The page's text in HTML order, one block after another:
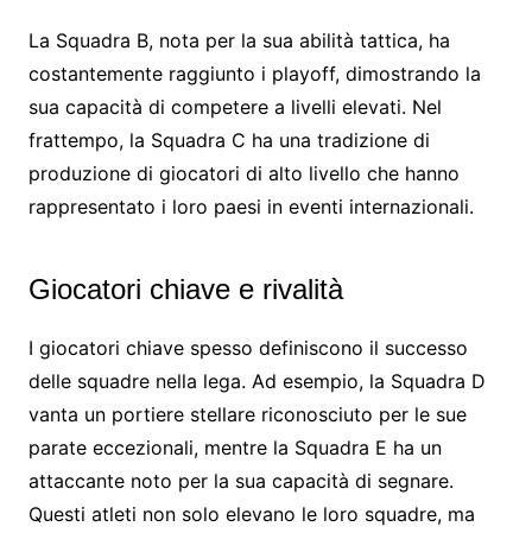
La Squadra B, nota per la sua abilità tattica, ha
costantemente raggiunto i playoff, dimostrando la
sua capacità di competere a livelli elevati. Nel
frattempo, la Squadra C ha una tradizione di
produzione di giocatori di alto livello che hanno
rappresentato i loro paesi in eventi internazionali.
Giocatori chiave e rivalità
I giocatori chiave spesso definiscono il successo
delle squadre nella lega. Ad esempio, la Squadra D
vanta un portiere stellare riconosciuto per le sue
parate eccezionali, mentre la Squadra E ha un
attaccante noto per la sua capacità di segnare.
Questi atleti non solo elevano le loro squadre, ma